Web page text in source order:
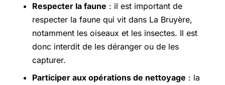
Respecter la faune : il est important de
respecter la faune qui vit dans La Bruyère,
notamment les oiseaux et les insectes. Il est
donc interdit de les déranger ou de les
capturer.
Participer aux opérations de nettoyage : la